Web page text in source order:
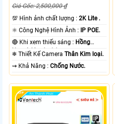
Giá Gốc: 2,500,000 ₫
💯 Hình ảnh chất lượng :2K Lite .
⚛️ Công Nghệ Hình Ảnh : IP POE.
🔴 Khi xem thiếu sáng : Hồng
Ngoại 60m Led Array.
❄ Thiết Kế CameraThân Kim loại.
️⇝ Khả Năng :Chống Nước.